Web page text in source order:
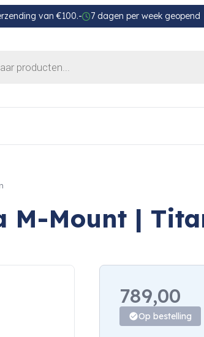
van €100.- 7 dagen per week geopend
M-Mount |
789,00
Op bestelling